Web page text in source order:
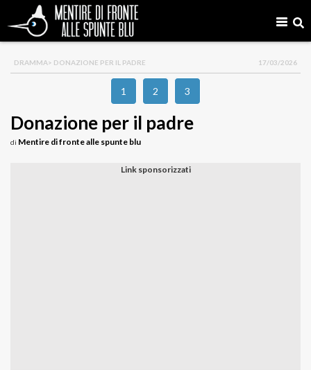
DRAMMA> DONAZIONE PER IL PADRE 17/03/2026
1 2 3
Donazione per il padre
di Mentire di fronte alle spunte blu